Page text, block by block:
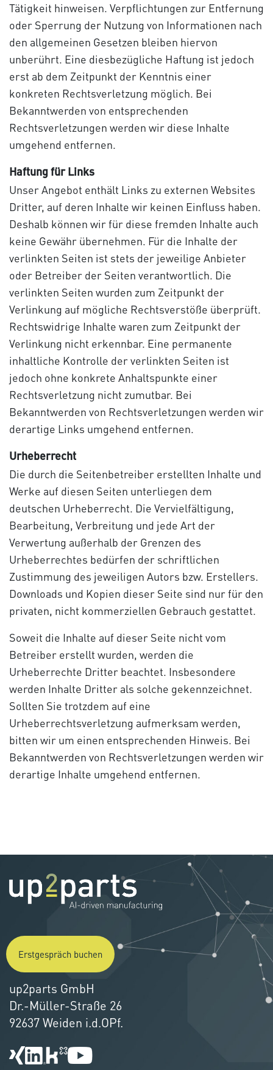
Tätigkeit hinweisen. Verpflichtungen zur Entfernung
oder Sperrung der Nutzung von Informationen nach
den allgemeinen Gesetzen bleiben hiervon
unberührt. Eine diesbezügliche Haftung ist jedoch
erst ab dem Zeitpunkt der Kenntnis einer
konkreten Rechtsverletzung möglich. Bei
Bekanntwerden von entsprechenden
Rechtsverletzungen werden wir diese Inhalte
umgehend entfernen.
Haftung für Links
Unser Angebot enthält Links zu externen Websites
Dritter, auf deren Inhalte wir keinen Einfluss haben.
Deshalb können wir für diese fremden Inhalte auch
keine Gewähr übernehmen. Für die Inhalte der
verlinkten Seiten ist stets der jeweilige Anbieter
oder Betreiber der Seiten verantwortlich. Die
verlinkten Seiten wurden zum Zeitpunkt der
Verlinkung auf mögliche Rechtsverstöße überprüft.
Rechtswidrige Inhalte waren zum Zeitpunkt der
Verlinkung nicht erkennbar. Eine permanente
inhaltliche Kontrolle der verlinkten Seiten ist
jedoch ohne konkrete Anhaltspunkte einer
Rechtsverletzung nicht zumutbar. Bei
Bekanntwerden von Rechtsverletzungen werden wir
derartige Links umgehend entfernen.
Urheberrecht
Die durch die Seitenbetreiber erstellten Inhalte und
Werke auf diesen Seiten unterliegen dem
deutschen Urheberrecht. Die Vervielfältigung,
Bearbeitung, Verbreitung und jede Art der
Verwertung außerhalb der Grenzen des
Urheberrechtes bedürfen der schriftlichen
Zustimmung des jeweiligen Autors bzw. Erstellers.
Downloads und Kopien dieser Seite sind nur für den
privaten, nicht kommerziellen Gebrauch gestattet.
Soweit die Inhalte auf dieser Seite nicht vom
Betreiber erstellt wurden, werden die
Urheberrechte Dritter beachtet. Insbesondere
werden Inhalte Dritter als solche gekennzeichnet.
Sollten Sie trotzdem auf eine
Urheberrechtsverletzung aufmerksam werden,
bitten wir um einen entsprechenden Hinweis. Bei
Bekanntwerden von Rechtsverletzungen werden wir
derartige Inhalte umgehend entfernen.
Erstgespräch buchen
up2parts GmbH
Dr.-Müller-Straße 26
92637 Weiden i.d.OPf.